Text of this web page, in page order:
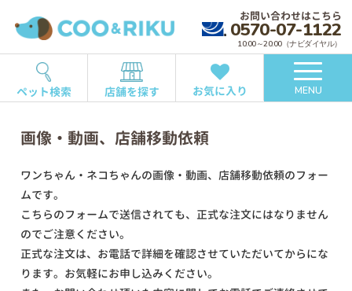
お問い合わせはこちら
0570-07-1122
10:00～20:00（ナビダイヤル）
ペット検索 店舗を探す お気に入り MENU
画像・動画、店舗移動依頼
ワンちゃん・ネコちゃんの画像・動画、店舗移動依頼のフォー
ムです。
こちらのフォームで送信されても、正式な注文にはなりません
のでご注意ください。
正式な注文は、お電話で詳細を確認させていただいてからにな
ります。お気軽にお申し込みください。